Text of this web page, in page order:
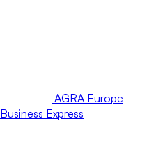
AGRA Europe
Business Express